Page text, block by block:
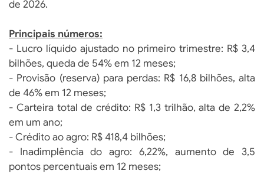
de 2026.
Principais números:
- Lucro líquido ajustado no primeiro trimestre: R$ 3,4
bilhões, queda de 54% em 12 meses;
- Provisão (reserva) para perdas: R$ 16,8 bilhões, alta
de 46% em 12 meses;
- Carteira total de crédito: R$ 1,3 trilhão, alta de 2,2%
em um ano;
- Crédito ao agro: R$ 418,4 bilhões;
- Inadimplência do agro: 6,22%, aumento de 3,5
pontos percentuais em 12 meses;